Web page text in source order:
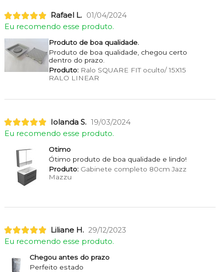
Rafael L. 01/04/2024
Eu recomendo esse produto.
Produto de boa qualidade.
Produto de boa qualidade, chegou certo
dentro do prazo.
Produto:Ralo SQUARE FIT oculto/ 15X15
RALO LINEAR
Iolanda S. 19/03/2024
Eu recomendo esse produto.
Otimo
Ótimo produto de boa qualidade e lindo!
Produto:Gabinete completo 80cm Jazz
Mazzu
Liliane H. 29/12/2023
Eu recomendo esse produto.
Chegou antes do prazo
Perfeito estado